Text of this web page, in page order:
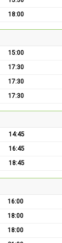
18:00
15:00
17:30
17:30
17:30
14:45
16:45
18:45
16:00
18:00
18:00